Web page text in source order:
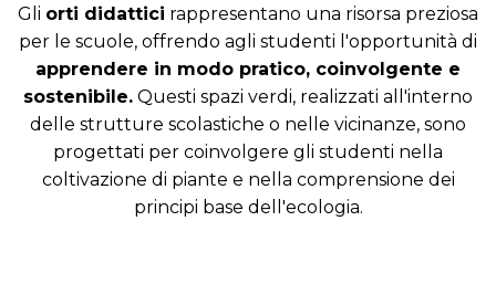
Gli orti didattici rappresentano una risorsa preziosa
per le scuole, offrendo agli studenti l'opportunità di
apprendere in modo pratico, coinvolgente e
sostenibile. Questi spazi verdi, realizzati all'interno
delle strutture scolastiche o nelle vicinanze, sono
progettati per coinvolgere gli studenti nella
coltivazione di piante e nella comprensione dei
principi base dell'ecologia.